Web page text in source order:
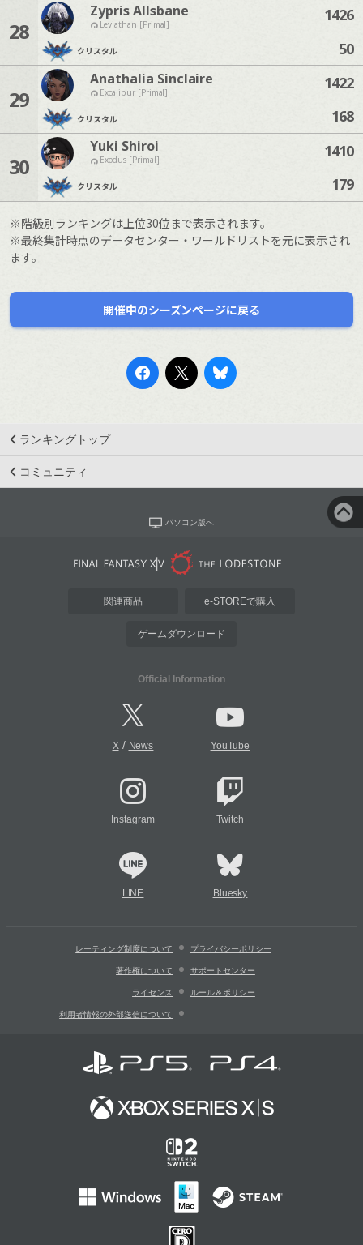
28
Zypris Allsbane
Leviathan [Primal]
クリスタル
1426
50
29
Anathalia Sinclaire
Excalibur [Primal]
クリスタル
1422
168
30
Yuki Shiroi
Exodus [Primal]
クリスタル
1410
179
※階級別ランキングは上位30位まで表示されます。
※最終集計時点のデータセンター・ワールドリストを元に表示され
ます。
開催中のシーズンページに戻る
ランキングトップ
コミュニティ
パソコン版へ
関連商品 e-STOREで購入
ゲームダウンロード
Official Information
X/ News YouTube
Instagram Twitch
LINE Bluesky
レーティング制度について プライバシーポリシー
著作権について サポートセンター
ライセンス ルール＆ポリシー
利用者情報の外部送信について